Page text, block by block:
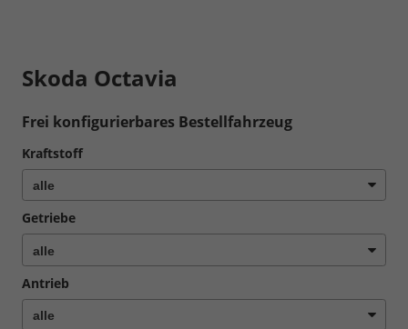
Skoda Octavia
Frei konfigurierbares Bestellfahrzeug
Kraftstoff
Getriebe
Antrieb